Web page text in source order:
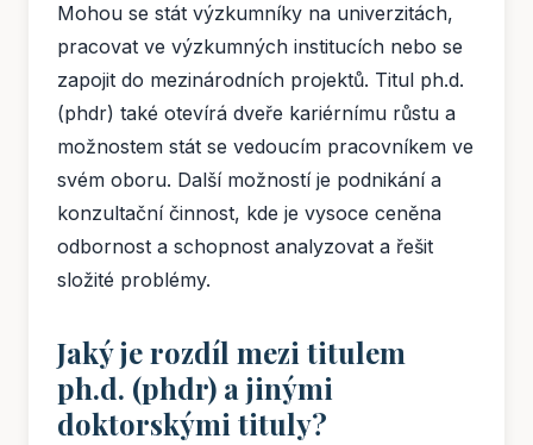
Mohou se stát výzkumníky na univerzitách,
pracovat ve výzkumných institucích nebo se
zapojit do mezinárodních projektů. Titul ph.d.
(phdr) také otevírá dveře kariérnímu růstu a
možnostem stát se vedoucím pracovníkem ve
svém oboru. Další možností je podnikání a
konzultační činnost, kde je vysoce ceněna
odbornost a schopnost analyzovat a řešit
složité problémy.
Jaký je rozdíl mezi titulem
ph.d. (phdr) a jinými
doktorskými tituly?